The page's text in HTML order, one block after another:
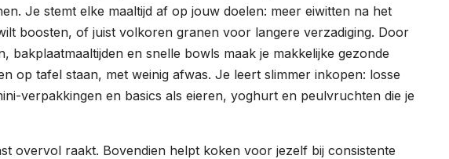
Je stemt elke maaltijd af op jouw doelen: meer eiwitten na het
boosten, of juist volkoren granen voor langere verzadiging. Door
bakplaatmaaltijden en snelle bowls maak je makkelijke gezonde
op tafel staan, met weinig afwas. Je leert slimmer inkopen: losse
verpakkingen en basics als eieren, yoghurt en peulvruchten die je
overvol raakt. Bovendien helpt koken voor jezelf bij consistente